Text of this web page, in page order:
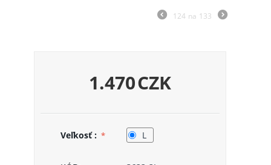
124 na 133
1.470CZK
Veľkosť : L